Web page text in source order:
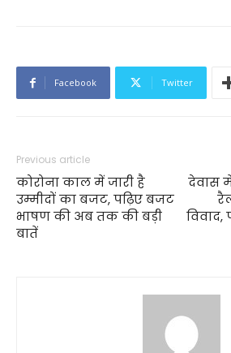
Facebook Twitter
Previous article
कोरोना काल में जारी है
उम्मीदों का बजट, पढ़िए बजट
भाषण की अब तक की बड़ी
बातें
देवास